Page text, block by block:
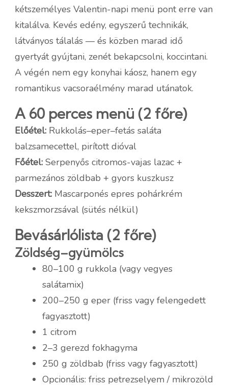
kétszemélyes Valentin-napi menü pont erre van
kitalálva. Kevés edény, egyszerű technikák,
látványos tálalás — és közben marad idő
gyertyát gyújtani, zenét bekapcsolni, koccintani.
A végén nem egy konyhai káosz, hanem egy
romantikus vacsoraélmény marad utánatok.
A 60 perces menü (2 főre)
Előétel: Rukkolás–eper–fetás saláta
balzsamecettel, pirított dióval
Főétel: Serpenyős citromos-vajas lazac +
parmezános zöldbab + gyors kuszkusz
Desszert: Mascarponés epres pohárkrém
kekszmorzsával (sütés nélkül)
Bevásárlólista (2 főre)
Zöldség–gyümölcs
80–100 g rukkola (vagy vegyes
salátamix)
200–250 g eper (friss vagy felengedett
fagyasztott)
1 citrom
2–3 gerezd fokhagyma
250 g zöldbab (friss vagy fagyasztott)
Opcionális: friss petrezselyem / mikrozöld